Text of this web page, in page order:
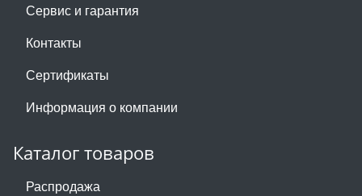
Сервис и гарантия
Контакты
Сертификаты
Информация о компании
Каталог товаров
Распродажа